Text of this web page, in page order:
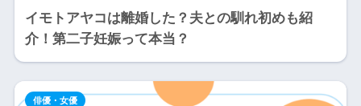
イモトアヤコは離婚した？夫との馴れ初めも紹
介！第二子妊娠って本当？
俳優・女優